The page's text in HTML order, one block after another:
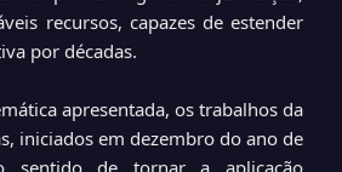
recursos, capazes de estender
por décadas.
apresentada, os trabalhos da
iniciados em dezembro do ano de
sentido de tornar a aplicação